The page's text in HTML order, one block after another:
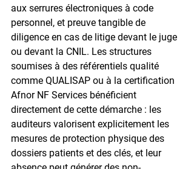
aux serrures électroniques à code
personnel, et preuve tangible de
diligence en cas de litige devant le juge
ou devant la CNIL. Les structures
soumises à des référentiels qualité
comme QUALISAP ou à la certification
Afnor NF Services bénéficient
directement de cette démarche : les
auditeurs valorisent explicitement les
mesures de protection physique des
dossiers patients et des clés, et leur